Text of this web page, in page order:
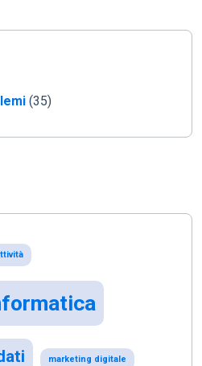
(35)
marketing digitale